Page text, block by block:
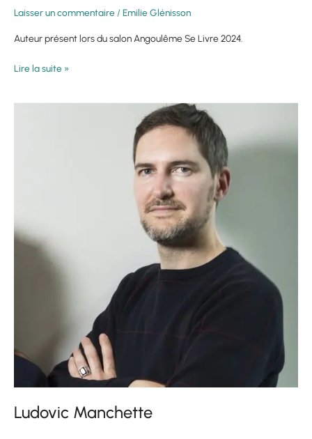
Laisser un commentaire / Emilie Glénisson
Auteur présent lors du salon Angoulême Se Livre 2024.
Lire la suite »
Ludovic Manchette